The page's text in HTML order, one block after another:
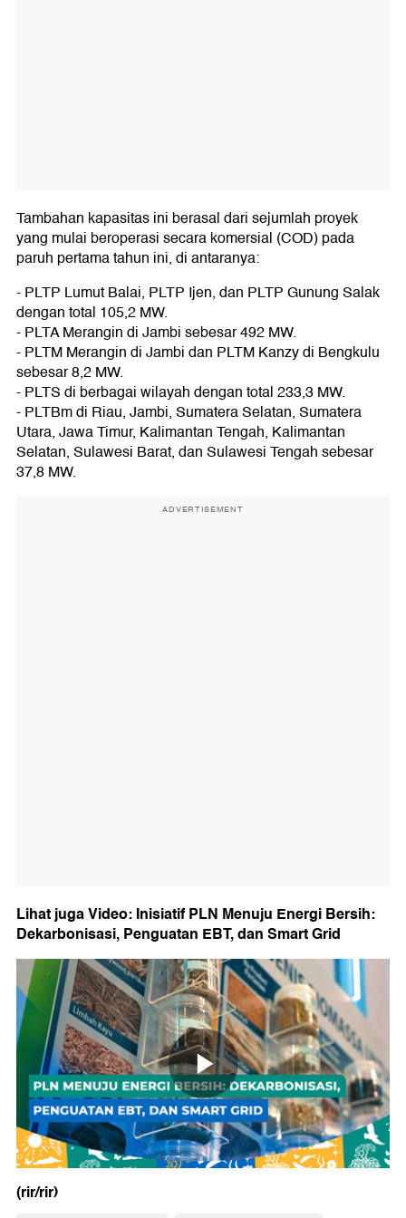
Tambahan kapasitas ini berasal dari sejumlah proyek
yang mulai beroperasi secara komersial (COD) pada
paruh pertama tahun ini, di antaranya:
- PLTP Lumut Balai, PLTP Ijen, dan PLTP Gunung Salak
dengan total 105,2 MW.
- PLTA Merangin di Jambi sebesar 492 MW.
- PLTM Merangin di Jambi dan PLTM Kanzy di Bengkulu
sebesar 8,2 MW.
- PLTS di berbagai wilayah dengan total 233,3 MW.
- PLTBm di Riau, Jambi, Sumatera Selatan, Sumatera
Utara, Jawa Timur, Kalimantan Tengah, Kalimantan
Selatan, Sulawesi Barat, dan Sulawesi Tengah sebesar
37,8 MW.
ADVERTISEMENT
Lihat juga Video: Inisiatif PLN Menuju Energi Bersih:
Dekarbonisasi, Penguatan EBT, dan Smart Grid
(rir/rir)